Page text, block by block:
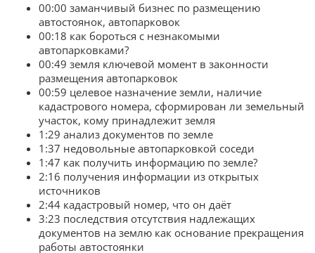
00:00 заманчивый бизнес по размещению
автостоянок, автопарковок
00:18 как бороться с незнакомыми
автопарковками?
00:49 земля ключевой момент в законности
размещения автопарковок
00:59 целевое назначение земли, наличие
кадастрового номера, сформирован ли земельный
участок, кому принадлежит земля
1:29 анализ документов по земле
1:37 недовольные автопарковкой соседи
1:47 как получить информацию по земле?
2:16 получения информации из открытых
источников
2:44 кадастровый номер, что он даёт
3:23 последствия отсутствия надлежащих
документов на землю как основание прекращения
работы автостоянки